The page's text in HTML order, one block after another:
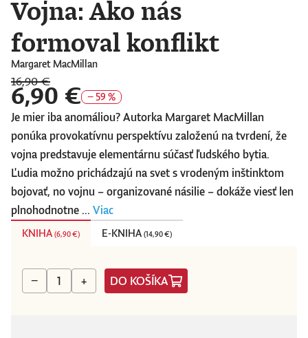
Vojna: Ako nás
formoval konflikt
Margaret MacMillan
16,90 €
6,90 € − 59 %
Je mier iba anomáliou? Autorka Margaret MacMillan
ponúka provokatívnu perspektívu založenú na tvrdení, že
vojna predstavuje elementárnu súčasť ľudského bytia.
Ľudia možno prichádzajú na svet s vrodeným inštinktom
bojovať, no vojnu – organizované násilie – dokáže viesť len
plnohodnotne ... Viac
KNIHA (6,90 €) E-KNIHA (14,90 €)
− + DO KOŠÍKA